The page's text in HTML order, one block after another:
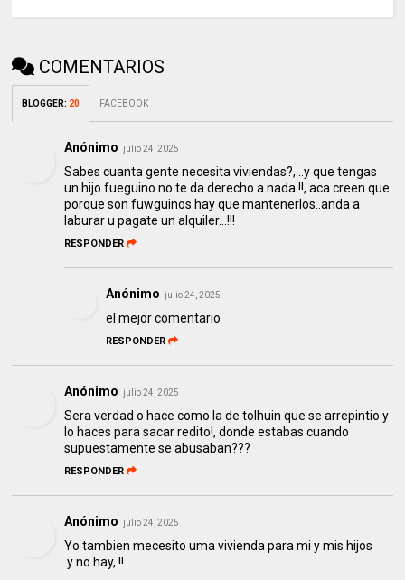
COMENTARIOS
BLOGGER: 20 FACEBOOK
Anónimo julio 24, 2025
Sabes cuanta gente necesita viviendas?, ..y que tengas
un hijo fueguino no te da derecho a nada.!!, aca creen que
porque son fuwguinos hay que mantenerlos..anda a
laburar u pagate un alquiler...!!!
RESPONDER
Anónimo julio 24, 2025
el mejor comentario
RESPONDER
Anónimo julio 24, 2025
Sera verdad o hace como la de tolhuin que se arrepintio y
lo haces para sacar redito!, donde estabas cuando
supuestamente se abusaban???
RESPONDER
Anónimo julio 24, 2025
Yo tambien mecesito uma vivienda para mi y mis hijos
.y no hay, !!